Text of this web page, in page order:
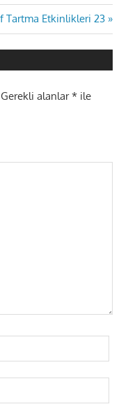
Tartma Etkinlikleri 23
Gerekli alanlar*ile